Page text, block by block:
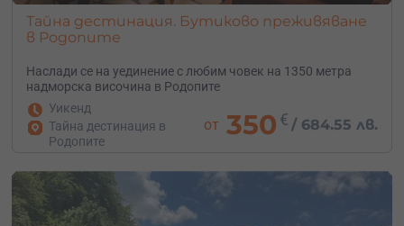
Тайна дестинация. Бутиково преживяване
в Родопите
Наслади се на уединение с любим човек на 1350 метра
надморска височина в Родопите
Уикенд
Тайна дестинация в
Родопите
от 350 € / 684.55 лв.